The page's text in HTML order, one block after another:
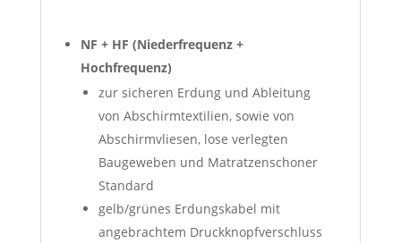
NF + HF (Niederfrequenz +
Hochfrequenz)
zur sicheren Erdung und Ableitung
von Abschirmtextilien, sowie von
Abschirmvliesen, lose verlegten
Baugeweben und Matratzenschoner
Standard
gelb/grünes Erdungskabel mit
angebrachtem Druckknopfverschluss